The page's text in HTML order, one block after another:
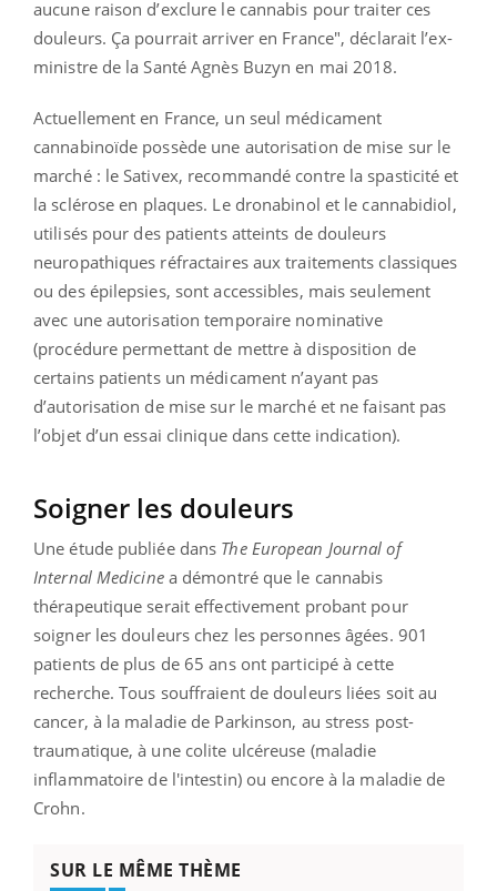
aucune raison d’exclure le cannabis pour traiter ces
douleurs. Ça pourrait arriver en France", déclarait l’ex-
ministre de la Santé Agnès Buzyn en mai 2018.
Actuellement en France, un seul médicament
cannabinoïde possède une autorisation de mise sur le
marché : le Sativex, recommandé contre la spasticité et
la sclérose en plaques. Le dronabinol et le cannabidiol,
utilisés pour des patients atteints de douleurs
neuropathiques réfractaires aux traitements classiques
ou des épilepsies, sont accessibles, mais seulement
avec une autorisation temporaire nominative
(procédure permettant de mettre à disposition de
certains patients un médicament n’ayant pas
d’autorisation de mise sur le marché et ne faisant pas
l’objet d’un essai clinique dans cette indication).
Soigner les douleurs
Une étude publiée dans The European Journal of
Internal Medicinea démontré que le cannabis
thérapeutique serait effectivement probant pour
soigner les douleurs chez les personnes âgées. 901
patients de plus de 65 ans ont participé à cette
recherche. Tous souffraient de douleurs liées soit au
cancer, à la maladie de Parkinson, au stress post-
traumatique, à une colite ulcéreuse (maladie
inflammatoire de l'intestin) ou encore à la maladie de
Crohn.
SUR LE MÊME THÈME